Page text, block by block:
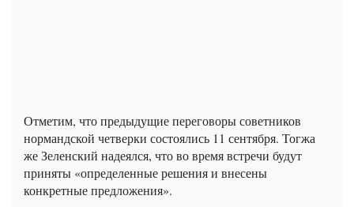
Отметим, что предыдущие переговоры советников
нормандской четверки состоялись 11 сентября. Тогжа
же Зеленский надеялся, что во время встречи будут
приняты «определенные решения и внесены
конкретные предложения».